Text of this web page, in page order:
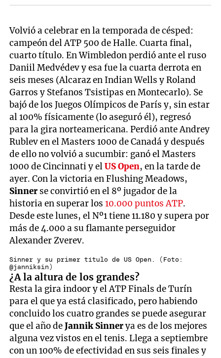
Volvió a celebrar en la temporada de césped:
campeón del ATP 500 de Halle. Cuarta final,
cuarto título. En Wimbledon perdió ante el ruso
Daniil Medvédev y esa fue la cuarta derrota en
seis meses (Alcaraz en Indian Wells y Roland
Garros y Stefanos Tsistipas en Montecarlo). Se
bajó de los Juegos Olímpicos de París y, sin estar
al 100% físicamente (lo aseguró él), regresó
para la gira norteamericana. Perdió ante Andrey
Rublev en el Masters 1000 de Canadá y después
de ello no volvió a sucumbir: ganó el Masters
1000 de Cincinnati y elUS Open, en la tarde de
ayer. Con la victoria en Flushing Meadows,
Sinner se convirtió en el 8º jugador de la
historia en superar los10.000 puntos ATP.
Desde este lunes, el Nº1 tiene 11.180 y supera por
más de 4.000 a su flamante perseguidor
Alexander Zverev.
Sinner y su primer título de US Open. (Foto:
@janniksin)
¿A la altura de los grandes?
Resta la gira indoor y el ATP Finals de Turín
para el que ya está clasificado, pero habiendo
concluido los cuatro grandes se puede asegurar
que el año deJannik Sinnerya es de los mejores
alguna vez vistos en el tenis. Llega a septiembre
con un 100% de efectividad en sus seis finales y